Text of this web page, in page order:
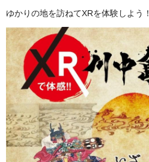
ゆかりの地を訪ねてXRを体験しよう！